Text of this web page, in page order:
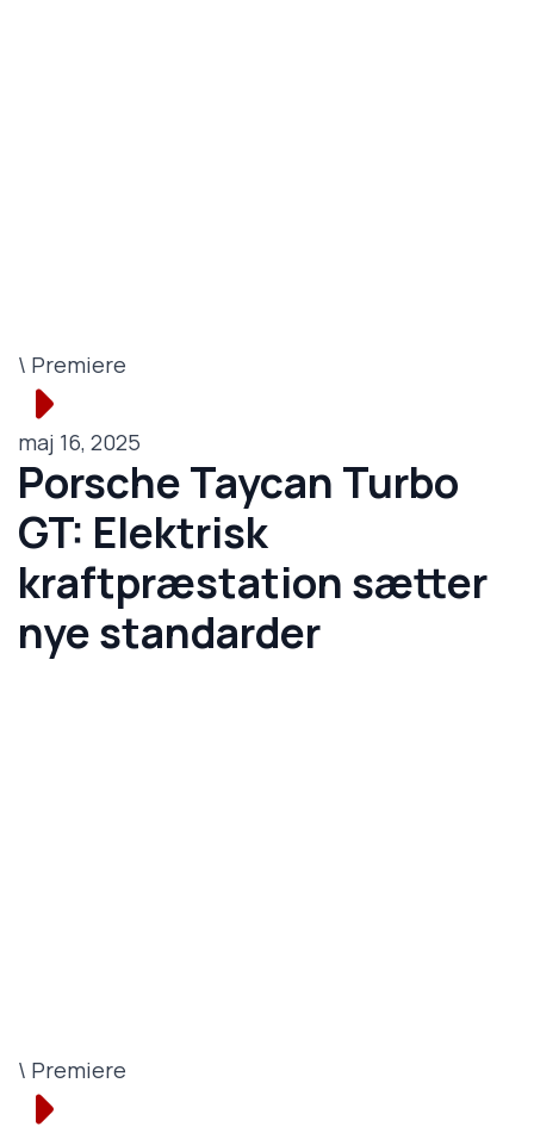
\ Premiere
maj 16, 2025
Porsche Taycan Turbo
GT: Elektrisk
kraftpræstation sætter
nye standarder
\ Premiere